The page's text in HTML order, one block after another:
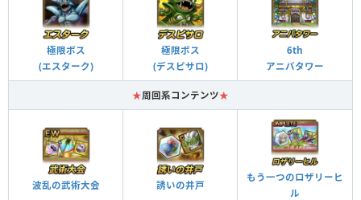
極限ボス
(エスターク)
極限ボス
(デスピサロ)
6th
アニバタワー
★周回系コンテンツ★
波乱の武術大会 誘いの井戸
もう一つのロザリーヒ
ル